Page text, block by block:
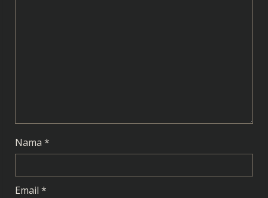
n
g
Nama *
Email *